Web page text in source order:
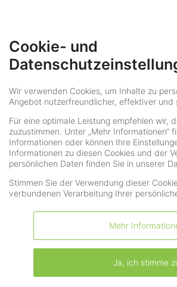
Zurück zu den Referenzen
Cookie- und
Wir verwenden Cookies, um Inhalte zu
Angebot nutzerfreundlicher, effektiver und
Für eine optimale Leistung empfehlen wir,
zuzustimmen. Unter „Mehr Informationen“
Informationen oder können Ihre
Informationen zu diesen Cookies und der
persönlichen Daten finden Sie in unserer
Stimmen Sie der Verwendung dieser
verbundenen Verarbeitung Ihrer
Mehr
Ja, ich stimme